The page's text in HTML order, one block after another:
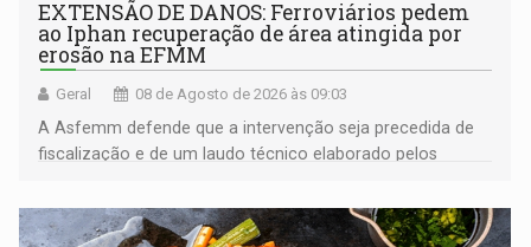
EXTENSÃO DE DANOS: Ferroviários pedem
ao Iphan recuperação de área atingida por
erosão na EFMM
Geral 08 de Agosto de 2026 às 09:03
A Asfemm defende que a intervenção seja precedida de
fiscalização e de um laudo técnico elaborado pelos